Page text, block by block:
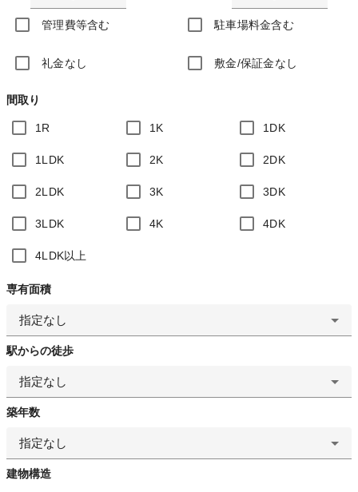
管理費等含む 駐車場料金含む
礼金なし 敷金/保証金なし
間取り
1R 1K 1DK
1LDK 2K 2DK
2LDK 3K 3DK
3LDK 4K 4DK
4LDK以上
専有面積
指定なし
駅からの徒歩
指定なし
築年数
指定なし
建物構造